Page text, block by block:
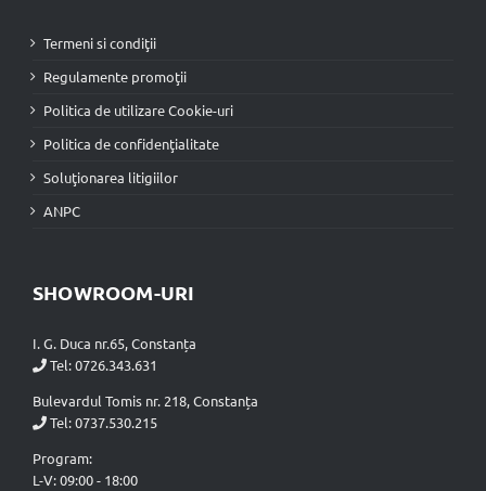
Termeni si condiţii
Regulamente promoţii
Politica de utilizare Cookie-uri
Politica de confidenţialitate
Soluţionarea litigiilor
ANPC
SHOWROOM-URI
I. G. Duca nr.65, Constanța
Tel:0726.343.631
Bulevardul Tomis nr. 218, Constanța
Tel:0737.530.215
Program:
L-V: 09:00 - 18:00